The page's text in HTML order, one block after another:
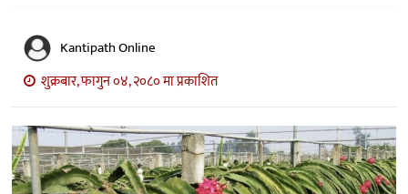
मनोरञ्जन
स्वास्थ्य
अन्तर्वार्ता/
विचार
Kantipath Online
शुक्रबार, फागुन ०४, २०८० मा प्रकाशित